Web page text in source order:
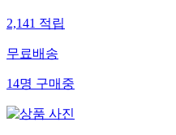
2,141적립
무료배송
14명구매중